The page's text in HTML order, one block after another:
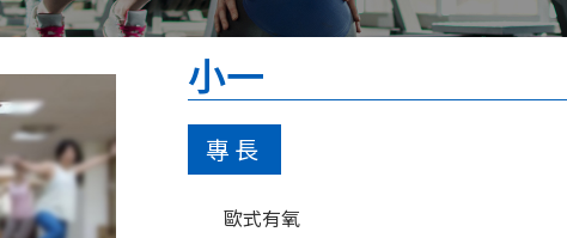
小一
專長
歐式有氧